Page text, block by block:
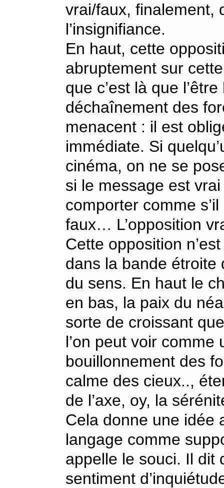
vrai/faux, finalement,
l’insignifiance.
En haut, cette
abruptement sur
que c’est là que
déchaînement des
menacent : il est
immédiate. Si
cinéma, on ne se
si le message est
comporter comme
faux… L’opposition
Cette opposition
dans la bande étroite
du sens. En haut le
en bas, la paix du
sorte de croissant
l’on peut voir
bouillonnement des
calme des cieux..,
de l’axe, oy, la
Cela donne une idée
langage comme
appelle le souci. Il dit
sentiment